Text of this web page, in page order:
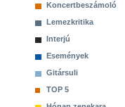
Koncertbeszámoló
Lemezkritika
Interjú
Események
Gitársuli
TOP 5